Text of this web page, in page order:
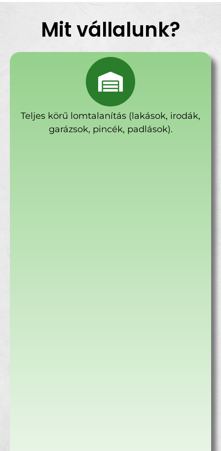
Mit vállalunk?
Teljes körű lomtalanítás (lakások, irodák,
garázsok, pincék, padlások).